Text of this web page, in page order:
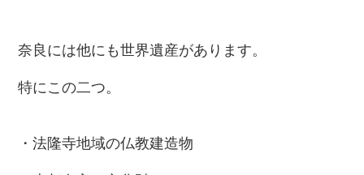
奈良には他にも世界遺産があります。
特にこの二つ。
・法隆寺地域の仏教建造物